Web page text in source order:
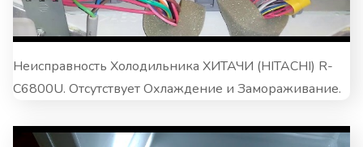
Неисправность Холодильника ХИТАЧИ (HITACHI) R-
C6800U. Отсутствует Охлаждение и Замораживание.